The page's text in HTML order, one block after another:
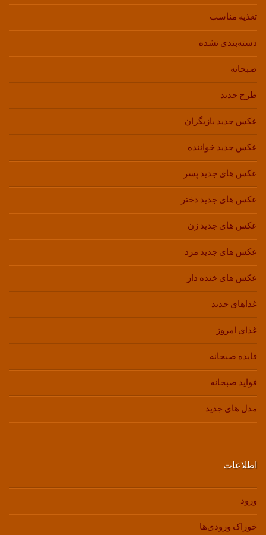
تغذیه مناسب
دسته‌بندی نشده
صبحانه
طرح جدید
عکس جدید بازیگران
عکس جدید خواننده
عکس های جدید پسر
عکس های جدید دختر
عکس های جدید زن
عکس های جدید مرد
عکس های خنده دار
غذاهای جدید
غذای امروز
فایده صبحانه
فواید صبحانه
مدل های جدید
اطلاعات
ورود
خوراک ورودی‌ها